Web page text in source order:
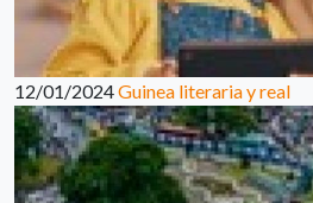
12/01/2024Guinea literaria y real